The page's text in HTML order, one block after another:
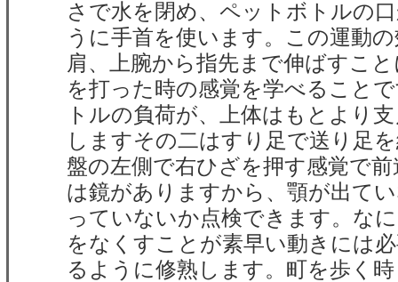
さで水を閉め、ペットボトルの
うに手首を使います。この運動
肩、上腕から指先まで伸ばすこ
を打った時の感覚を学べること
トルの負荷が、上体はもとより
しますその二はすり足で送り足
盤の左側で右ひざを押す感覚で
は鏡がありますから、顎が出て
っていないか点検できます。な
をなくすことが素早い動きには
るように修熟します。町を歩く